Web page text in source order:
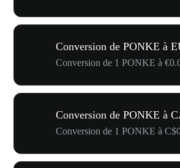
Conversion de PONKE à
Conversion de 1 PONKE à
Conversion de PONKE à
Conversion de 1 PONKE à